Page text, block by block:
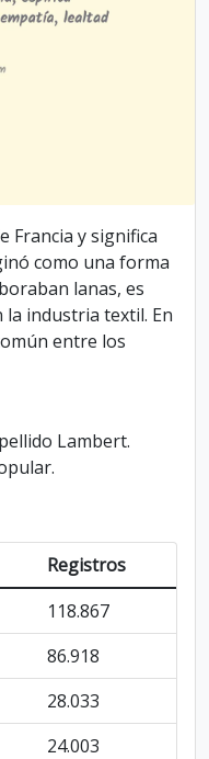
Francia y significa
como una forma
lanas, es
la industria textil. En
entre los
Lambert.
Registros
118.867
86.918
28.033
24.003